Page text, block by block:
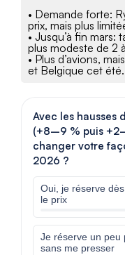
• Demande forte:
prix, mais plus
• Jusqu’à fin mars:
plus modeste de 2
• Plus d’avions,
et Belgique cet été.
Avec les hausses
(+8–9 % puis
changer votre
2026 ?
Oui, je réserve
le prix
Je réserve un peu
sans me presser